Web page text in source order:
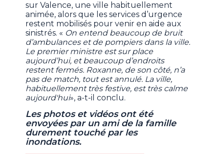
sur Valence, une ville habituellement
animée, alors que les services d’urgence
restent mobilisés pour venir en aide aux
sinistrés. « On entend beaucoup de bruit
d’ambulances et de pompiers dans la ville.
Le premier ministre est sur place
aujourd’hui, et beaucoup d’endroits
restent fermés. Roxanne, de son côté, n’a
pas de match, tout est annulé. La ville,
habituellement très festive, est très calme
aujourd'hui», a-t-il conclu.
Les photos et vidéos ont été
envoyées par un ami de la famille
durement touché par les
inondations.